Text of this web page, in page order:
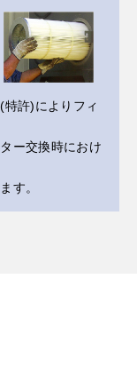
許)によりフィ
ー交換時におけ
す。